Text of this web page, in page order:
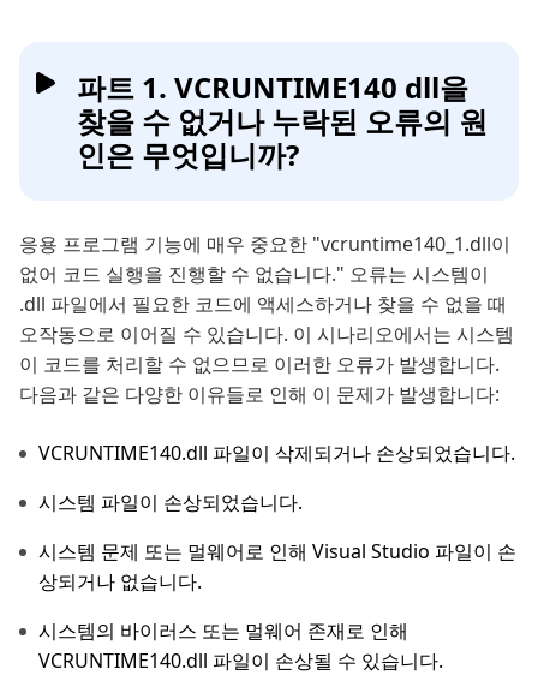
파트 1. VCRUNTIME140 dll을
찾을 수 없거나 누락된 오류의 원
인은 무엇입니까?
응용 프로그램 기능에 매우 중요한 "vcruntime140_1.dll이
없어 코드 실행을 진행할 수 없습니다." 오류는 시스템이
.dll 파일에서 필요한 코드에 액세스하거나 찾을 수 없을 때
오작동으로 이어질 수 있습니다. 이 시나리오에서는 시스템
이 코드를 처리할 수 없으므로 이러한 오류가 발생합니다.
다음과 같은 다양한 이유들로 인해 이 문제가 발생합니다:
VCRUNTIME140.dll 파일이 삭제되거나 손상되었습니다.
시스템 파일이 손상되었습니다.
시스템 문제 또는 멀웨어로 인해 Visual Studio 파일이 손
상되거나 없습니다.
시스템의 바이러스 또는 멀웨어 존재로 인해
VCRUNTIME140.dll 파일이 손상될 수 있습니다.